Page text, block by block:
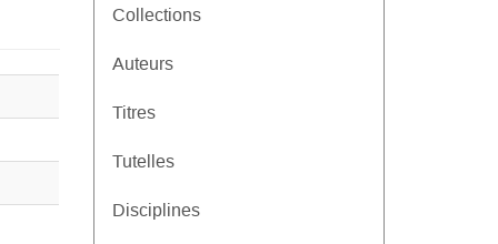
Collections
Auteurs
Titres
Tutelles
Disciplines